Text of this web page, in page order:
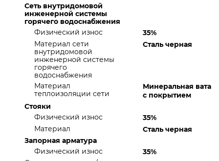
Сеть внутридомовой
инженерной системы
горячего водоснабжения
Физический износ
35%
Материал сети
внутридомовой
инженерной системы
горячего
водоснабжения
Сталь черная
Материал
теплоизоляции сети
Минеральная вата
с покрытием
Стояки
Физический износ
35%
Материал
Сталь черная
Запорная арматура
Физический износ
35%